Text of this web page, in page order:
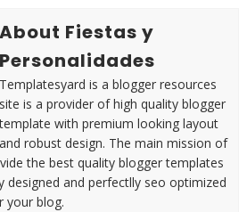
About Fiestas y
Personalidades
Templatesyard is a blogger resources
site is a provider of high quality blogger
with premium looking layout
and robust design. The main mission of
the best quality blogger templates
designed and perfectlly seo optimized
your blog.